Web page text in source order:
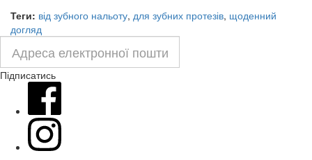
Теги: від зубного нальоту, для зубних протезів, щоденний
догляд
Підписатись